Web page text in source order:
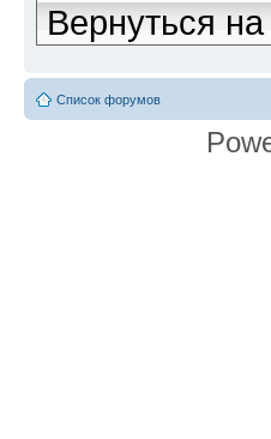
Вернуться
Список форумов